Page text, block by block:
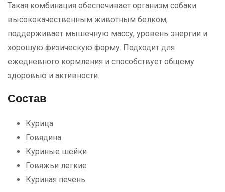
Такая комбинация обеспечивает организм собаки
высококачественным животным белком,
поддерживает мышечную массу, уровень энергии и
хорошую физическую форму. Подходит для
ежедневного кормления и способствует общему
здоровью и активности.
Состав
Курица
Говядина
Куриные шейки
Говяжьи легкие
Куриная печень